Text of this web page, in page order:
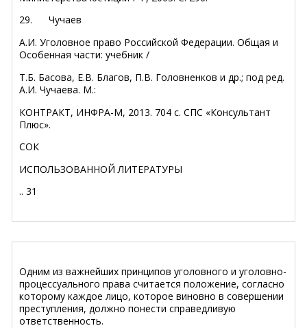
29. Чучаев
А.И. Уголовное право Российской Федерации. Общая и
Особенная части: учебник /
Т.Б. Басова, Е.В. Благов, П.В. Головненков и др.; под ред.
А.И. Чучаева. М.:
КОНТРАКТ, ИНФРА-М, 2013. 704 с. СПС «Консультант
Плюс».
СОК
ИСПОЛЬЗОВАННОЙ ЛИТЕРАТУРЫ
.. 31
Одним из важнейших принципов уголовного и уголовно-
процессуального права считается положение, согласно
которому каждое лицо, которое виновно в совершении
преступления, должно понести справедливую
ответственность.